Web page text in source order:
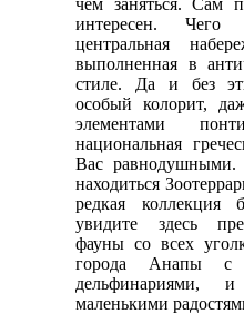
интересен.
центральная
выполненная в
стиле. Да и без
особый колорит,
элементами
национальная
Вас равнодушными.
находиться
редкая
увидите здесь
фауны со всех
города Анапы с
дельфинариями,
маленькими